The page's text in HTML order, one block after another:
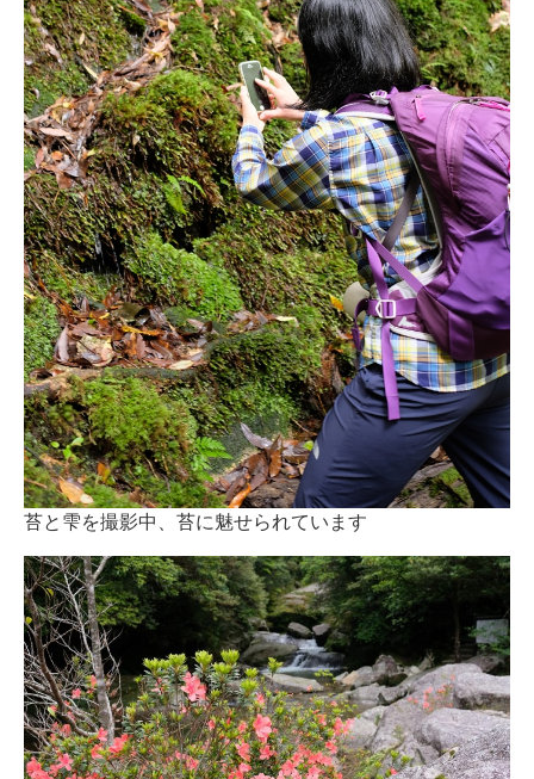
苔と雫を撮影中、苔に魅せられています